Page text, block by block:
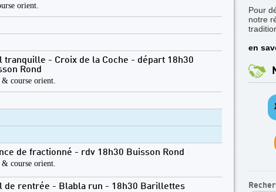
orient.
tranquille - Croix de la Coche - départ 18h30
Rond
course orient.
de fractionné - rdv 18h30 Buisson Rond
course orient.
de rentrée - Blabla run - 18h30 Barillettes
Pour
notre
en